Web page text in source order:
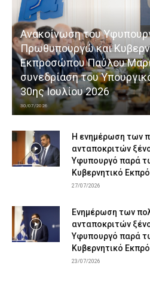
Ανακοίνωση του
Πρωθυπουργώ και
Εκπροσώπου Παύλου
συνεδρίαση του
30ης Ιουλίου 2026
30/07/2026
Η ενημέρωση των
ανταποκριτών
Υφυπουργό παρά
Κυβερνητικό
27/07/2026
Ενημέρωση των
ανταποκριτών
Υφυπουργό παρά
Κυβερνητικό
23/07/2026